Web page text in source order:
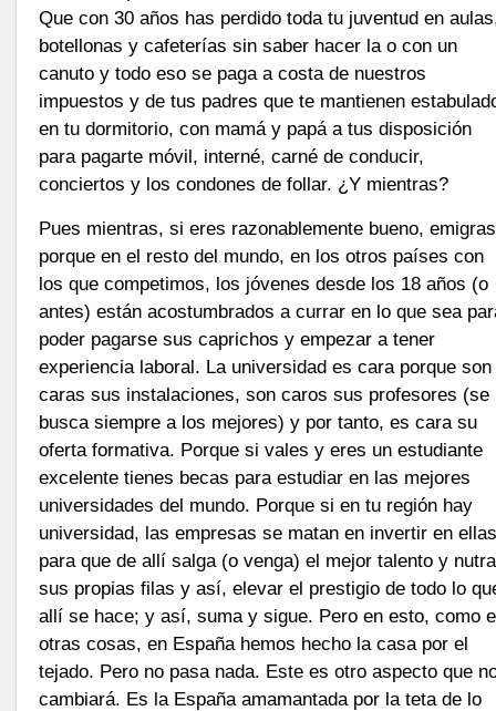
Que con 30 años has perdido toda tu juventud en
botellonas y cafeterías sin saber hacer la o con un
canuto y todo eso se paga a costa de nuestros
impuestos y de tus padres que te mantienen
en tu dormitorio, con mamá y papá a tus disposición
para pagarte móvil, interné, carné de conducir,
conciertos y los condones de follar. ¿Y mientras?
Pues mientras, si eres razonablemente bueno, emigras
porque en el resto del mundo, en los otros países con
los que competimos, los jóvenes desde los 18 años (o
antes) están acostumbrados a currar en lo que sea
poder pagarse sus caprichos y empezar a tener
experiencia laboral. La universidad es cara porque son
caras sus instalaciones, son caros sus profesores (se
busca siempre a los mejores) y por tanto, es cara su
oferta formativa. Porque si vales y eres un estudiante
excelente tienes becas para estudiar en las mejores
universidades del mundo. Porque si en tu región hay
universidad, las empresas se matan en invertir en
para que de allí salga (o venga) el mejor talento y nutra
sus propias filas y así, elevar el prestigio de todo lo
allí se hace; y así, suma y sigue. Pero en esto, como
otras cosas, en España hemos hecho la casa por el
tejado. Pero no pasa nada. Este es otro aspecto que
cambiará. Es la España amamantada por la teta de lo